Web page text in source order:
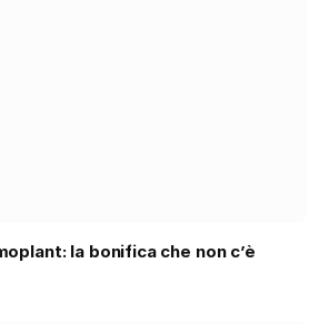
la bonifica che non c’è